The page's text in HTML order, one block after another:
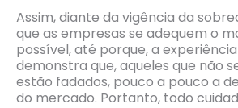
Assim, diante da vigência da
que as empresas se adequem o
possível, até porque, a
demonstra que, aqueles que não
estão fadados, pouco a pouco a
do mercado. Portanto, todo